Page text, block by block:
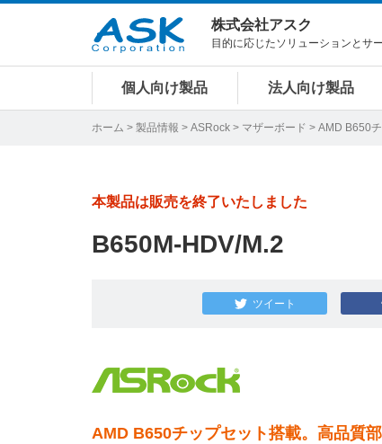
株式会社アスク
目的に応じたソリューションとサ
個人向け製品 法人向け製品
ホーム > 製品情報 > ASRock > マザーボード > AMD B650
本製品は販売を終了いたしました
B650M-HDV/M.2
ツイート
AMD B650チップセット搭載。高品質